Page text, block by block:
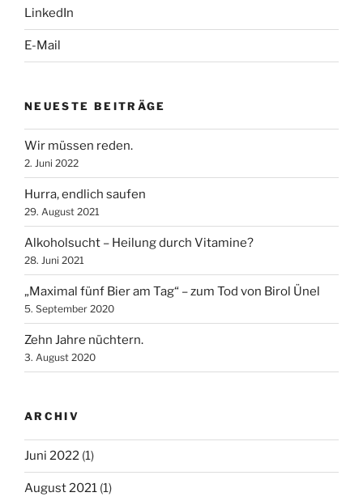
LinkedIn
E-Mail
NEUESTE BEITRÄGE
Wir müssen reden.
2. Juni 2022
Hurra, endlich saufen
29. August 2021
Alkoholsucht – Heilung durch Vitamine?
28. Juni 2021
„Maximal fünf Bier am Tag“ – zum Tod von Birol Ünel
5. September 2020
Zehn Jahre nüchtern.
3. August 2020
ARCHIV
Juni 2022 (1)
August 2021 (1)